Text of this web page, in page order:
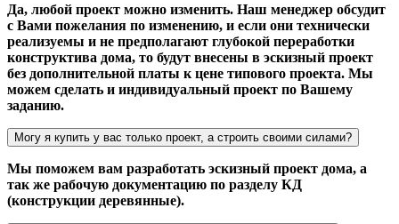
Да, любой проект можно изменить. Наш менеджер обсудит
с Вами пожелания по изменению, и если они технически
реализуемы и не предполагают глубокой переработки
конструктива дома, то будут внесены в эскизный проект
без дополнительной платы к цене типового проекта. Мы
можем сделать и индивидуальный проект по Вашему
заданию.
Могу я купить у вас только проект, а строить своими силами?
Мы поможем вам разработать эскизный проект дома, а
так же рабочую документацию по разделу КД
(конструкции деревянные).